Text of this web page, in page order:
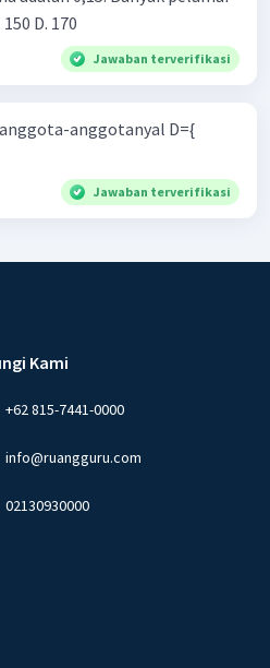
D. 170
Jawaban terverifikasi
anggotanyal D={
Jawaban terverifikasi
Kami
+62 815-7441-0000
info@ruangguru.com
02130930000